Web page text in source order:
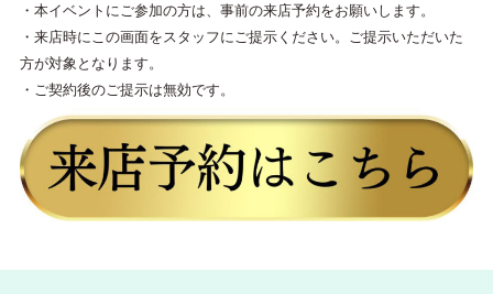
・本イベントにご参加の方は、事前の来店予約をお願いします。
・来店時にこの画面をスタッフにご提示ください。ご提示いただいた
方が対象となります。
・ご契約後のご提示は無効です。